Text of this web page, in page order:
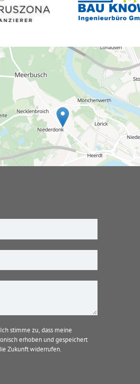
stimme zu, dass meine
erhoben und gespeichert
Zukunft widerrufen.